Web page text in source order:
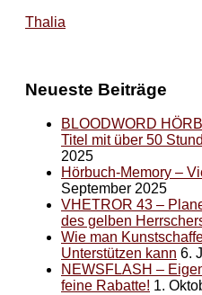
Thalia
Neueste Beiträge
BLOODWORD
Titel mit über 50
2025
Hörbuch-Memory –
September 2025
VHETROR 43 –
des gelben
Wie man
Unterstützen kann 6.
NEWSFLASH –
feine Rabatte! 1.